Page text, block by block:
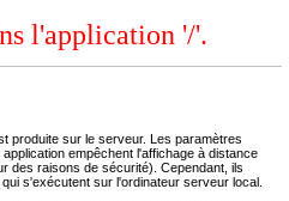
l'application '/'.
produite sur le serveur. Les paramètres
empêchent l'affichage à distance
des raisons de sécurité). Cependant, ils
s'exécutent sur l'ordinateur serveur local.